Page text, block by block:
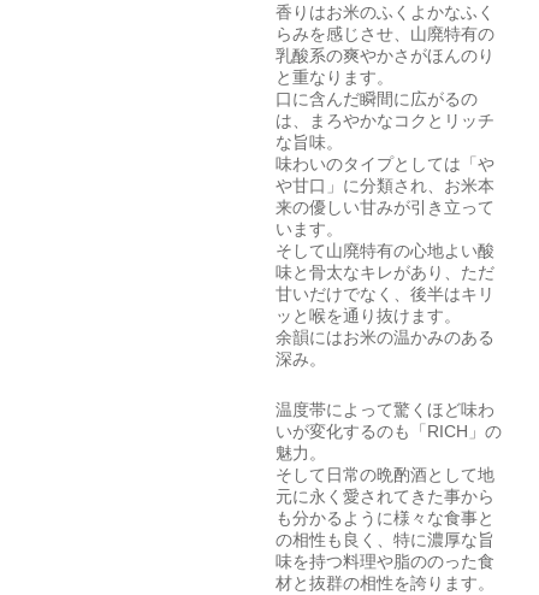
香りはお米のふくよかなふく
らみを感じさせ、山廃特有の
乳酸系の爽やかさがほんのり
と重なります。
口に含んだ瞬間に広がるの
は、まろやかなコクとリッチ
な旨味。
味わいのタイプとしては「や
や甘口」に分類され、お米本
来の優しい甘みが引き立って
います。
そして山廃特有の心地よい酸
味と骨太なキレがあり、ただ
甘いだけでなく、後半はキリ
ッと喉を通り抜けます。
余韻にはお米の温かみのある
深み。
温度帯によって驚くほど味わ
いが変化するのも「RICH」の
魅力。
そして日常の晩酌酒として地
元に永く愛されてきた事から
も分かるように様々な食事と
の相性も良く、特に濃厚な旨
味を持つ料理や脂ののった食
材と抜群の相性を誇ります。